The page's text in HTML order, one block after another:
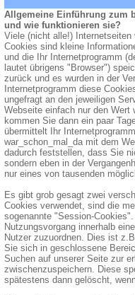
Allgemeine Einführung zum
und wie funktionieren sie?
Viele (nicht alle!) Internetseiten
Cookies sind kleine
und die Ihr Internetprogramm
lautet übrigens "Browser")
zurück und es wurden in der
Internetprogramm diese
ungefragt an den jeweiligen
Webseite einfach nur den Wert
kommen Sie dann ein paar
übermittelt Ihr
war_schon_mal_da mit dem
dadurch feststellen, dass Sie
sondern eben in der
nur eines von tausenden
Es gibt grob gesagt zwei
Cookies verwendet, sind die
sogenannte "Session-
Nutzungsvorgang innerhalb
Nutzer zuzuordnen. Dies ist
Sie sich in geschlossene
Suchen auf unserer Seite zur
zwischenzuspeichern. Diese
spätestens dann gelöscht,